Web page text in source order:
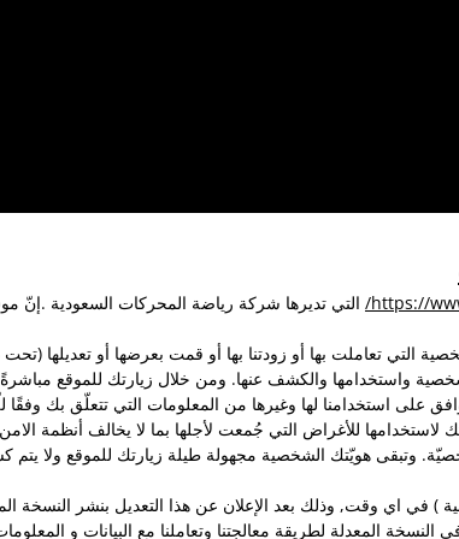
https:// التي تديرها شركة رياضة المحركات السعودية .إنّ
التي تعاملت بها أو زودتنا بها أو قمت بعرضها أو تعديلها
الشخصية واستخدامها والكشف عنها. ومن خلال زيارتك للموقع
توافق على استخدامنا لها وغيرها من المعلومات التي تتعلّق
لاستخدامها للأغراض التي جُمعت لأجلها بما لا يخالف أنظمة
وتبقى هويّتك الشخصية مجهولة طيلة زيارتك للموقع ولا
اي وقت, وذلك بعد الإعلان عن هذا التعديل بنشر النسخة
النسخة المعدلة لطريقة معالجتنا وتعاملنا مع البيانات و